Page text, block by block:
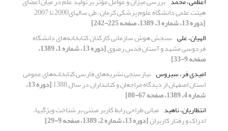
هیئت علمی دانشگاه علوم پزشکی کرمان، طی سالهای2000 تا 2007
[دوره 13، شماره 3، 1389، صفحه 225-242]
الهیان، علی سنجش هوش سازمانی کارکنان کتابخانه‌های دانشگاه
فردوسی مشهد و آستان قدس رضوی [دوره 13، شماره 1، 1389،
صفحه 9-33]
امیدی فر، سیروس نیازسنجی نشریه‌های فارسی کتابخانه‌های عمومی
استان اصفهان از دیدگاه مراجعان و کتابداران در سال 1388 [دوره 13،
شماره 4، 1389، صفحه 67-80]
انتظاریان، ناهید مبانی طراحی رابط کاربر مبتنی بر شناخت ویژگیها،
ادراک و رفتار کاربران[دوره 13، شماره 2، 1389، صفحه 9-29]